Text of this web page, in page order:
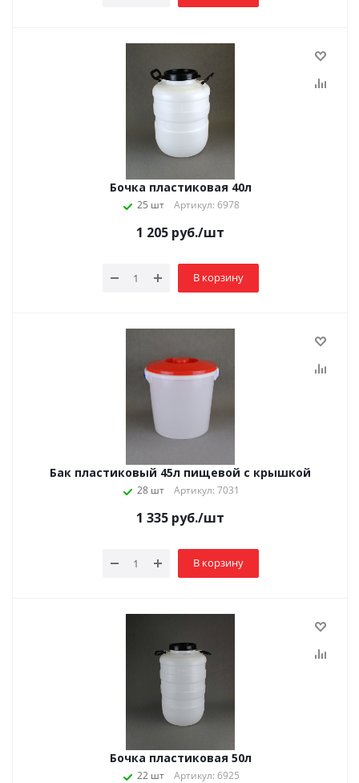
Бочка пластиковая 40л
25 шт Артикул: 6978
1 205 руб./шт
В корзину
Бак пластиковый 45л пищевой с крышкой
28 шт Артикул: 7031
1 335 руб./шт
В корзину
Бочка пластиковая 50л
22 шт Артикул: 6925